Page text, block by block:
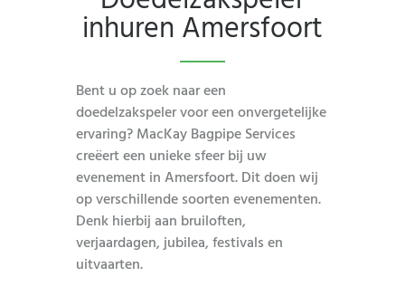
inhuren Amersfoort
Bent u op zoek naar een
doedelzakspeler voor een onvergetelijke
ervaring? MacKay Bagpipe Services
creëert een unieke sfeer bij uw
evenement in Amersfoort. Dit doen wij
op verschillende soorten evenementen.
Denk hierbij aan bruiloften,
verjaardagen, jubilea, festivals en
uitvaarten.